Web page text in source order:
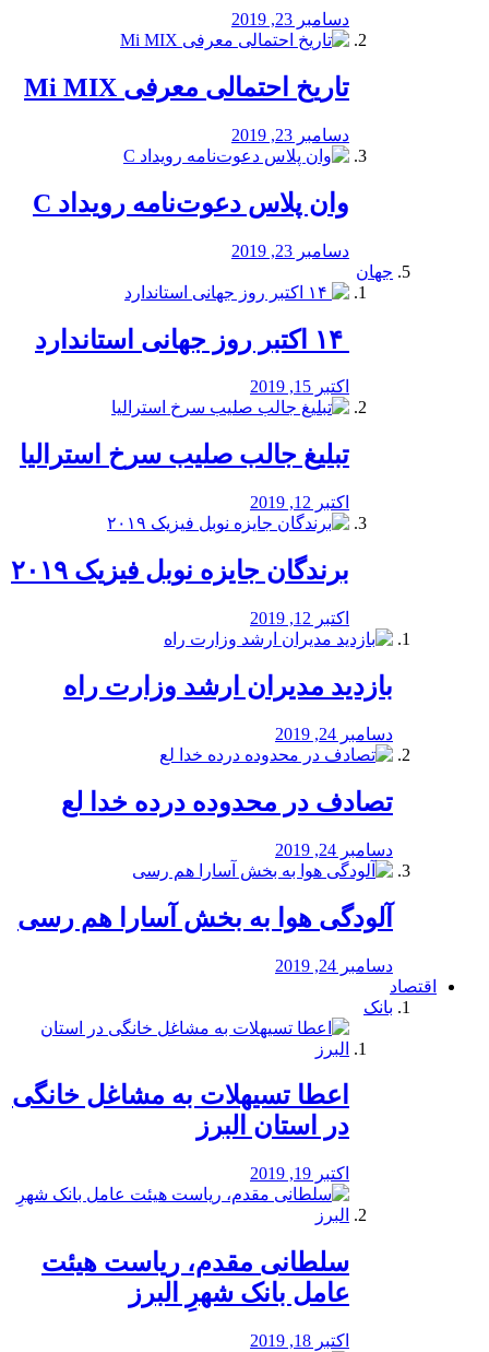
دسامبر 23, 2019
تاریخ احتمالی معرفی Mi MIX
دسامبر 23, 2019
وان پلاس دعوت‌نامه رویداد C
دسامبر 23, 2019
جهان
اکتبر 15, 2019
تبلیغ جالب صلیب سرخ استرالیا
اکتبر 12, 2019
برندگان جایزه نوبل فیزیک ۲۰۱۹
اکتبر 12, 2019
بازدید مدیران ارشد وزارت راه
دسامبر 24, 2019
تصادف در محدوده درده خدا لع
دسامبر 24, 2019
آلودگی هوا به بخش آسارا هم رسی
دسامبر 24, 2019
اقتصاد
بانک
️اعطا تسیهلات به مشاغل خانگی
در استان البرز
اکتبر 19, 2019
سلطانی مقدم، ریاست هیئت
عامل بانک شهرِ البرز
اکتبر 18, 2019